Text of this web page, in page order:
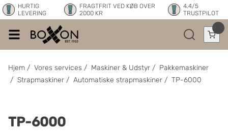
HURTIG
LEVERING
FRAGTFRIT VED KØB OVER
2000 KR
4.4/5
TRUSTPILOT
Hjem / Vores services / Maskiner & Udstyr / Pakkemaskiner
/ Strapmaskiner / Automatiske strapmaskiner / TP-6000
TP-6000